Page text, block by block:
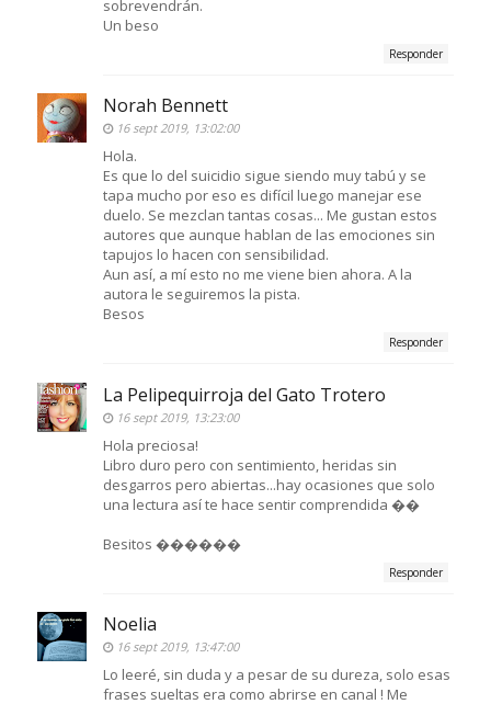
sobrevendrán.
Un beso
Responder
Norah Bennett
16 sept 2019, 13:02:00
Hola.
Es que lo del suicidio sigue siendo muy tabú y se
tapa mucho por eso es difícil luego manejar ese
duelo. Se mezclan tantas cosas... Me gustan estos
autores que aunque hablan de las emociones sin
tapujos lo hacen con sensibilidad.
Aun así, a mí esto no me viene bien ahora. A la
autora le seguiremos la pista.
Besos
Responder
La Pelipequirroja del Gato Trotero
16 sept 2019, 13:23:00
Hola preciosa!
Libro duro pero con sentimiento, heridas sin
desgarros pero abiertas...hay ocasiones que solo
una lectura así te hace sentir comprendida ��
Besitos ������
Responder
Noelia
16 sept 2019, 13:47:00
Lo leeré, sin duda y a pesar de su dureza, solo esas
frases sueltas era como abrirse en canal ! Me